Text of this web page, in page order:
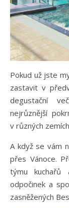
Pokud už jste
zastavit v
degustační
nejrůznější
v různých
A když se vám
přes Vánoce.
týmu kuchařů
odpočinek a
zasněžených